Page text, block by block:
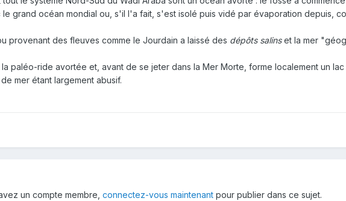
grand océan mondial ou, s'il l'a fait, s'est isolé puis vidé par évaporation depuis,
provenant des fleuves comme le Jourdain a laissé des dépôts salinset la mer
paléo-ride avortée et, avant de se jeter dans la Mer Morte, forme localement un
mer étant largement abusif.
un compte membre, connectez-vous maintenant pour publier dans ce sujet.